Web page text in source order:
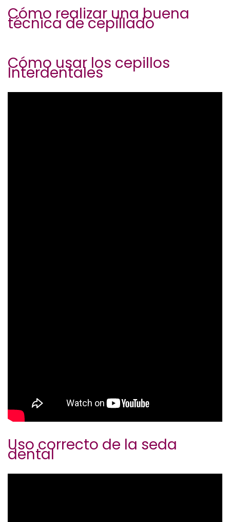
Cómo realizar una buena
técnica de cepillado
Cómo usar los cepillos
Interdentales
Uso correcto de la seda
dental